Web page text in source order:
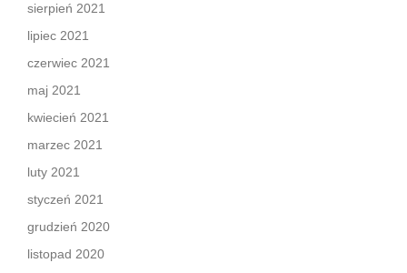
sierpień 2021
lipiec 2021
czerwiec 2021
maj 2021
kwiecień 2021
marzec 2021
luty 2021
styczeń 2021
grudzień 2020
listopad 2020